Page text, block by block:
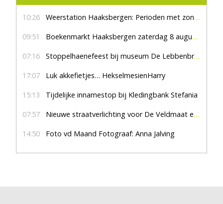
10:26 Weerstation Haaksbergen: Perioden met zon en droog
09:51 Boekenmarkt Haaksbergen zaterdag 8 augustus, marktplein Haaksbergen
07:16 Stoppelhaenefeest bij museum De Lebbenbrugge
17:07 Luk akkefietjes… HekselmesienHarry
15:13 Tijdelijke innamestop bij Kledingbank Stefania
07:57 Nieuwe straatverlichting voor De Veldmaat en De Pas
14:50 Foto vd Maand Fotograaf: Anna Jalving